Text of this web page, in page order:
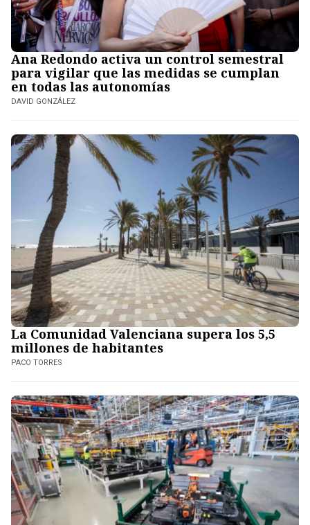
Ana Redondo activa un control semestral
para vigilar que las medidas se cumplan
en todas las autonomías
DAVID GONZÁLEZ
La Comunidad Valenciana supera los 5,5
millones de habitantes
PACO TORRES